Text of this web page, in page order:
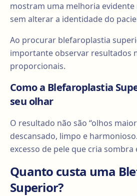
mostram uma melhoria evidente
sem alterar a identidade do
Ao procurar blefaroplastia
importante observar resultados
proporcionais.
Como a Blefaroplastia
seu olhar
O resultado não são “olhos
descansado, limpo e
excesso de pele que cria sombra
Quanto custa uma
Superior?